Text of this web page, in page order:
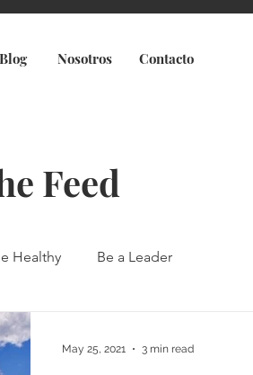
Nosotros Contacto
Feed
Healthy Be a Leader
May 25, 2021 3 min read